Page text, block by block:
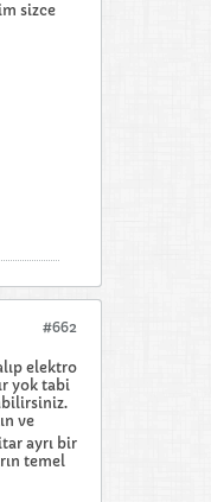
sizce
#662
elektro
yok tabi
ve
ayrı bir
temel